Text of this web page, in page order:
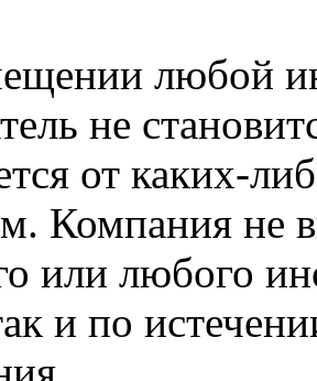
любой
не
от каких-
Компания не
или любого
и по